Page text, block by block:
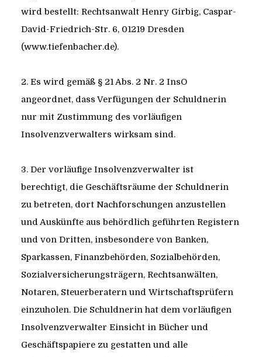
wird bestellt: Rechtsanwalt Henry Girbig, Caspar-
David-Friedrich-Str. 6, 01219 Dresden
(www.tiefenbacher.de).
2. Es wird gemäß § 21 Abs. 2 Nr. 2 InsO
angeordnet, dass Verfügungen der Schuldnerin
nur mit Zustimmung des vorläufigen
Insolvenzverwalters wirksam sind.
3. Der vorläufige Insolvenzverwalter ist
berechtigt, die Geschäftsräume der Schuldnerin
zu betreten, dort Nachforschungen anzustellen
und Auskünfte aus behördlich geführten Registern
und von Dritten, insbesondere von Banken,
Sparkassen, Finanzbehörden, Sozialbehörden,
Sozialversicherungsträgern, Rechtsanwälten,
Notaren, Steuerberatern und Wirtschaftsprüfern
einzuholen. Die Schuldnerin hat dem vorläufigen
Insolvenzverwalter Einsicht in Bücher und
Geschäftspapiere zu gestatten und alle